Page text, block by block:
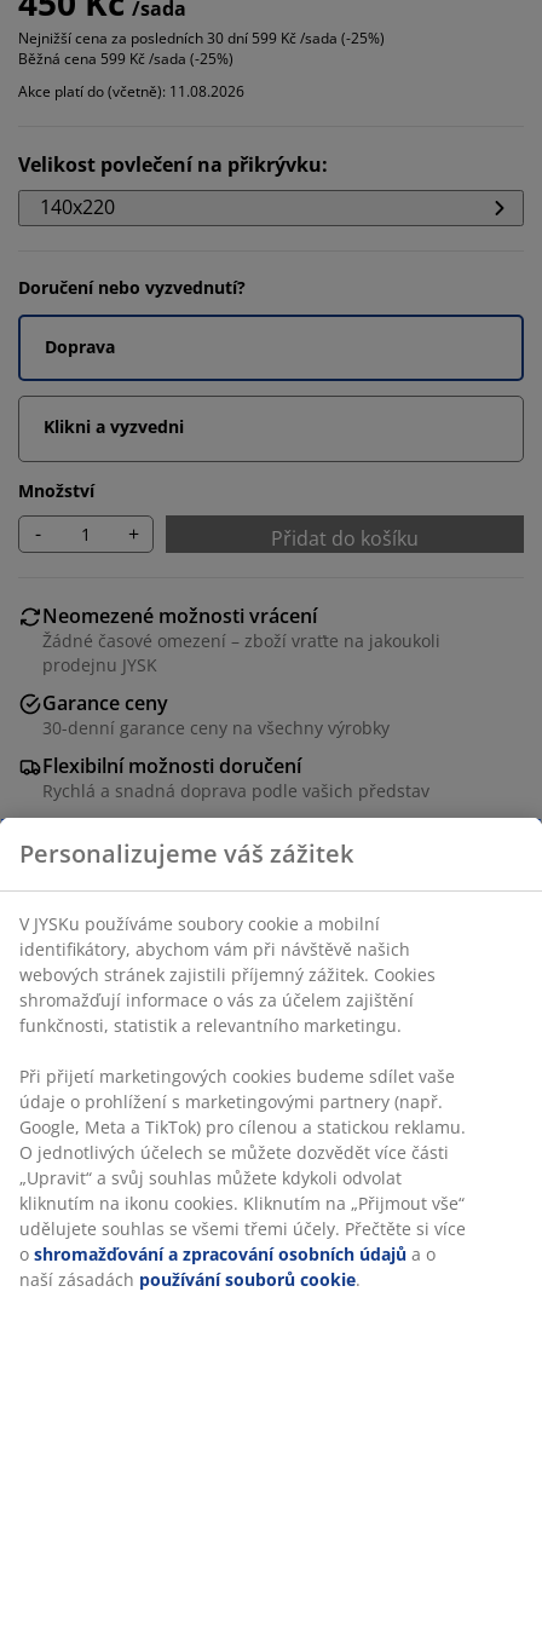
/sada
Nejnižší cena za posledních 30 dní 599 Kč /sada (-25%)
Běžná cena 599 Kč /sada (-25%)
Akce platí do (včetně): 11.08.2026
Velikost povlečení na přikrývku:
140x220
Doručení nebo vyzvednutí?
Doprava
Klikni a vyzvedni
Množství
- + Přidat do košíku
Neomezené možnosti vrácení
Žádné časové omezení – zboží vraťte na jakoukoli
prodejnu JYSK
Garance ceny
30-denní garance ceny na všechny výrobky
Flexibilní možnosti doručení
Rychlá a snadná doprava podle vašich představ
Skladová položka: 1839571
Specifikace
Hodnocení
( 21)
Doprava
Personalizujeme váš zážitek
V JYSKu používáme soubory cookie a mobilní
identifikátory, abychom vám při návštěvě našich
webových stránek zajistili příjemný zážitek. Cookies
shromažďují informace o vás za účelem zajištění
funkčnosti, statistik a relevantního marketingu.
Při přijetí marketingových cookies budeme sdílet vaše
údaje o prohlížení s marketingovými partnery (např.
Google, Meta a TikTok) pro cílenou a statickou reklamu.
O jednotlivých účelech se můžete dozvědět více části
„Upravit“ a svůj souhlas můžete kdykoli odvolat
kliknutím na ikonu cookies. Kliknutím na „Přijmout vše“
udělujete souhlas se všemi třemi účely. Přečtěte si více
o shromažďování a zpracování osobních údajů a o
naší zásadách používání souborů cookie.